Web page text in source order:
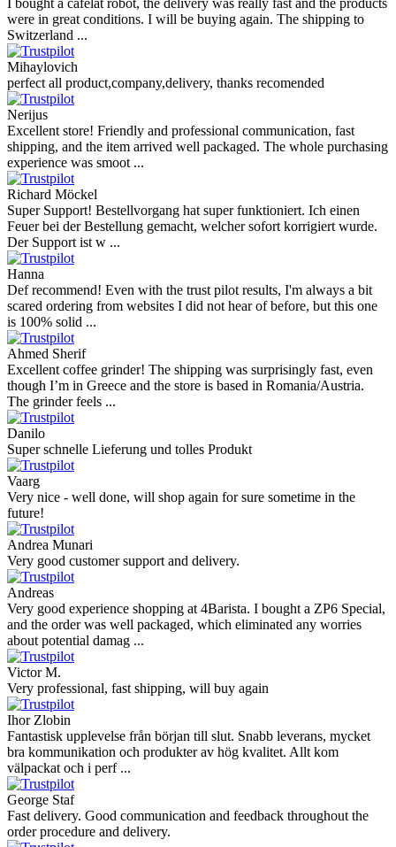
I bought a cafelat robot, the delivery was really fast and the products
were in great conditions. I will be buying again. The shipping to
Switzerland ...
Mihaylovich
perfect all product,company,delivery, thanks recomended
Nerijus
Excellent store! Friendly and professional communication, fast
shipping, and the item arrived well packaged. The whole purchasing
experience was smoot ...
Richard Möckel
Super Support! Bestellvorgang hat super funktioniert. Ich einen
Feuer bei der Bestellung gemacht, welcher sofort korrigiert wurde.
Der Support ist w ...
Hanna
Def recommend! Even with the trust pilot results, I'm always a bit
scared ordering from websites I did not hear of before, but this one
is 100% solid ...
Ahmed Sherif
Excellent coffee grinder! The shipping was surprisingly fast, even
though I’m in Greece and the store is based in Romania/Austria.
The grinder feels ...
Danilo
Super schnelle Lieferung und tolles Produkt
Vaarg
Very nice - well done, will shop again for sure sometime in the
future!
Andrea Munari
Very good customer support and delivery.
Andreas
Very good experience shopping at 4Barista. I bought a ZP6 Special,
and the order was well packaged, which eliminated any worries
about potential damag ...
Victor M.
Very professional, fast shipping, will buy again
Ihor Zlobin
Fantastisk upplevelse från början till slut. Snabb leverans, mycket
bra kommunikation och produkter av hög kvalitet. Allt kom
välpackat och i perf ...
George Staf
Fast delivery. Good communication and feedback throughout the
order procedure and delivery.